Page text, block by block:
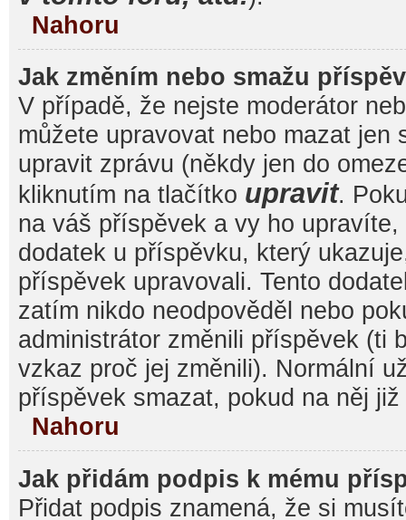
Nahoru
Jak změním nebo smažu
V případě, že nejste moderátor
můžete upravovat nebo mazat jen
upravit zprávu (někdy jen do
kliknutím na tlačítko upravit.
na váš příspěvek a vy ho
dodatek u příspěvku, který
příspěvek upravovali. Tento
zatím nikdo neodpověděl nebo
administrátor změnili příspěvek (ti
vzkaz proč jej změnili). Normální
příspěvek smazat, pokud na něj
Nahoru
Jak přidám podpis k mému
Přidat podpis znamená, že si